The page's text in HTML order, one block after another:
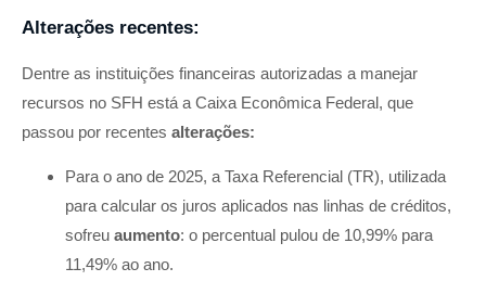
Alterações recentes:
Dentre as instituições financeiras autorizadas a manejar
recursos no SFH está a Caixa Econômica Federal, que
passou por recentes alterações:
Para o ano de 2025, a Taxa Referencial (TR), utilizada
para calcular os juros aplicados nas linhas de créditos,
sofreu aumento: o percentual pulou de 10,99% para
11,49% ao ano.